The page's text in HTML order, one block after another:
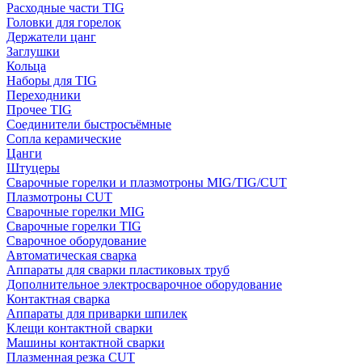
Расходные части TIG
Головки для горелок
Держатели цанг
Заглушки
Кольца
Наборы для TIG
Переходники
Прочее TIG
Соединители быстросъёмные
Сопла керамические
Цанги
Штуцеры
Сварочные горелки и плазмотроны MIG/TIG/CUT
Плазмотроны CUT
Сварочные горелки MIG
Сварочные горелки TIG
Сварочное оборудование
Автоматическая сварка
Аппараты для сварки пластиковых труб
Дополнительное электросварочное оборудование
Контактная сварка
Аппараты для приварки шпилек
Клещи контактной сварки
Машины контактной сварки
Плазменная резка CUT